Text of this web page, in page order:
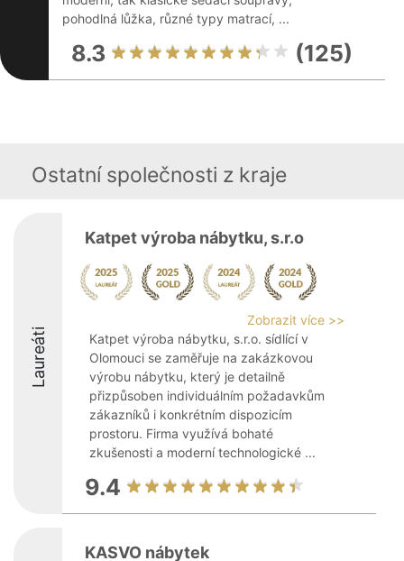
pohodlná lůžka, různé typy matrací, ...
8.3 (125)
Ostatní společnosti z kraje
Laureáti
Katpet výroba nábytku, s.r.o
Zobrazit více >>
Katpet výroba nábytku, s.r.o. sídlící v
Olomouci se zaměřuje na zakázkovou
výrobu nábytku, který je detailně
přizpůsoben individuálním požadavkům
zákazníků i konkrétním dispozicím
prostoru. Firma využívá bohaté
zkušenosti a moderní technologické ...
9.4
KASVO nábytek